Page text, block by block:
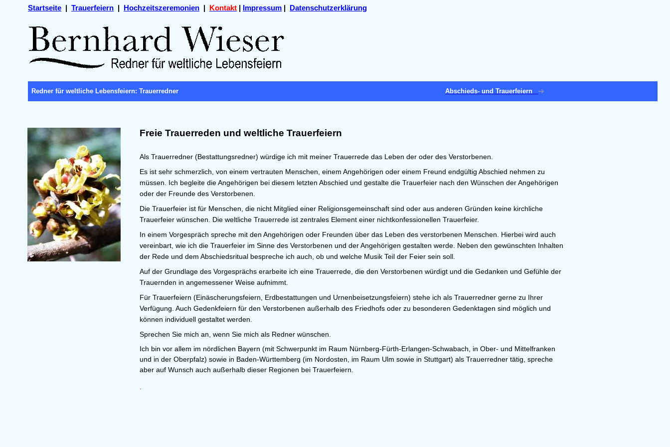
Startseite Trauerfeiern Hochzeitszeremonien Kontakt Impressum Datenschutzerklärung
Redner für weltliche Lebensfeiern: Trauerredner Abschieds- und Trauerfeiern
Freie Trauerreden und weltliche Trauerfeiern
Als Trauerredner (Bestattungsredner) würdige ich mit meiner Trauerrede das Leben der oder des Verstorbenen.
Es ist sehr schmerzlich, von einem vertrauten Menschen, einem Angehörigen oder einem Freund endgültig Abschied nehmen zu
müssen. Ich begleite die Angehörigen bei diesem letzten Abschied und gestalte die Trauerfeier nach den Wünschen der Angehörigen
oder der Freunde des Verstorbenen.
Die Trauerfeier ist für Menschen, die nicht Mitglied einer Religionsgemeinschaft sind oder aus anderen Gründen keine kirchliche
Trauerfeier wünschen. Die weltliche Trauerrede ist zentrales Element einer nichtkonfessionellen Trauerfeier.
In einem Vorgespräch spreche mit den Angehörigen oder Freunden über das Leben des verstorbenen Menschen. Hierbei wird auch
vereinbart, wie ich die Trauerfeier im Sinne des Verstorbenen und der Angehörigen gestalten werde. Neben den gewünschten Inhalten
der Rede und dem Abschiedsritual bespreche ich auch, ob und welche Musik Teil der Feier sein soll.
Auf der Grundlage des Vorgesprächs erarbeite ich eine Trauerrede, die den Ver­storbenen würdigt und die Gedanken und Gefühle der
Trauernden in angemessener Weise auf­nimmt.
Für Trauerfeiern (Einäscherungsfeiern, Erdbestattungen und Urnenbeisetzungsfeiern) stehe ich als Trauerredner gerne zu Ihrer
Verfügung. Auch Gedenkfeiern für den Verstorbenen außerhalb des Friedhofs oder zu besonderen Gedenktagen sind möglich und
können individuell gestaltet werden.
Sprechen Sie mich an, wenn Sie mich als Redner wünschen.
Ich bin vor allem im nördlichen Bayern (mit Schwerpunkt im Raum Nürnberg-Fürth-Erlangen-Schwabach, in Ober- und Mittelfranken
und in der Oberpfalz) sowie in Baden-Württemberg (im Nordosten, im Raum Ulm sowie in Stuttgart) als Trauerredner tätig, spreche
aber auf Wunsch auch außerhalb dieser Regionen bei Trauerfeiern.
.